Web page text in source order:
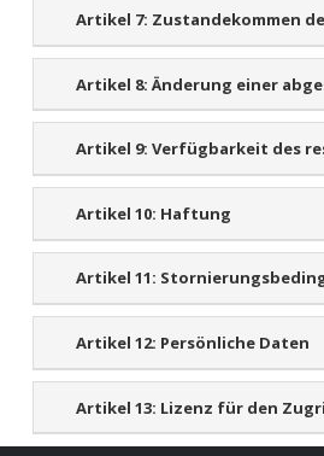
Artikel 7: Zustandekommen
Artikel 8: Änderung einer
Artikel 9: Verfügbarkeit des
Artikel 10: Haftung
Artikel 11:
Artikel 12: Persönliche Daten
Artikel 13: Lizenz für den